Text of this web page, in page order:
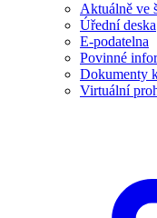
Aktuálně ve
Úřední deska
E-podatelna
Povinné
Dokumenty
Virtuální